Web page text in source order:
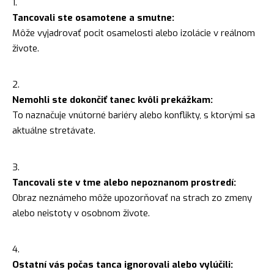
Tancovali ste osamotene a smutne:
Môže vyjadrovať pocit osamelosti alebo izolácie v reálnom
živote.
Nemohli ste dokončiť tanec kvôli prekážkam:
To naznačuje vnútorné bariéry alebo konflikty, s ktorými sa
aktuálne stretávate.
Tancovali ste v tme alebo nepoznanom prostredí:
Obraz neznámeho môže upozorňovať na strach zo zmeny
alebo neistoty v osobnom živote.
Ostatní vás počas tanca ignorovali alebo vylúčili: